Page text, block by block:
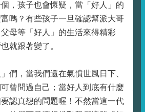
，孩子也會懷疑，當「好人」的
嗎？有些孩子一旦確認幫派大哥
母等「好人」的生活來得精彩
就跟著變了。
，當我們還在氣憤世風日下、
曾問過自己；當好人到底有什麼
認真想的問題喔！不然當這一代